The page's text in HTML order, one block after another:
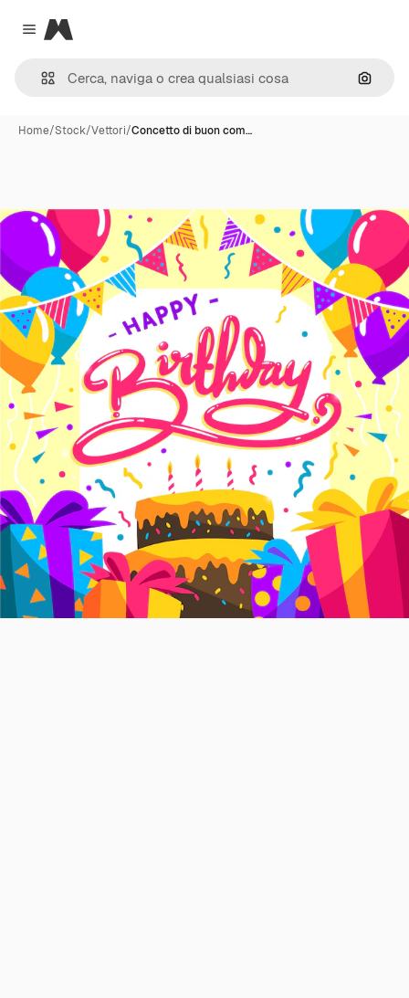
Close menu
Magnific
Cerca
Home/Stock/Vettori/Concetto di buon com…